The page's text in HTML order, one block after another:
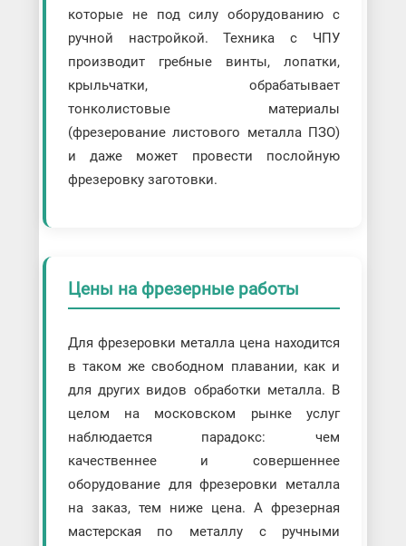
которые не под силу оборудованию с
ручной настройкой. Техника с ЧПУ
производит гребные винты, лопатки,
крыльчатки, обрабатывает
тонколистовые материалы
(фрезерование листового металла ПЗО)
и даже может провести послойную
фрезеровку заготовки.
Цены на фрезерные работы
Для фрезеровки металла цена находится
в таком же свободном плавании, как и
для других видов обработки металла. В
целом на московском рынке услуг
наблюдается парадокс: чем
качественнее и совершеннее
оборудование для фрезеровки металла
на заказ, тем ниже цена. А фрезерная
мастерская по металлу с ручными